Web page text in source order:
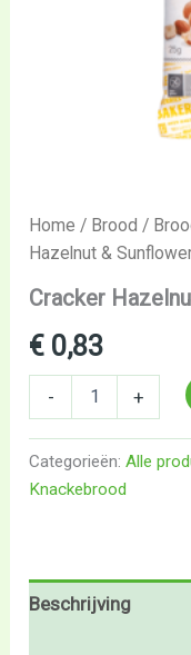
Home / Brood /
Hazelnut &
Cracker
€ 0,83
- +
Categorieën:Alle
Knackebrood
Beschrijving